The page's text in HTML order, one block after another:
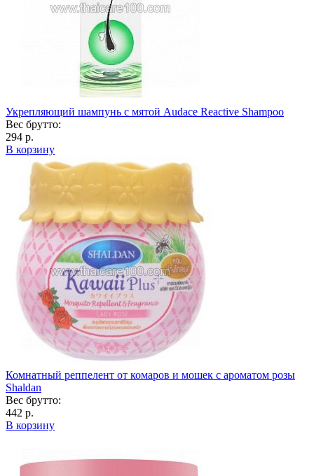
Укрепляющий шампунь с мятой Audace Reactive Shampoo
Вес брутто:
294 р.
В корзину
Комнатный реппелент от комаров и мошек с ароматом розы
Shaldan
Вес брутто:
442 р.
В корзину